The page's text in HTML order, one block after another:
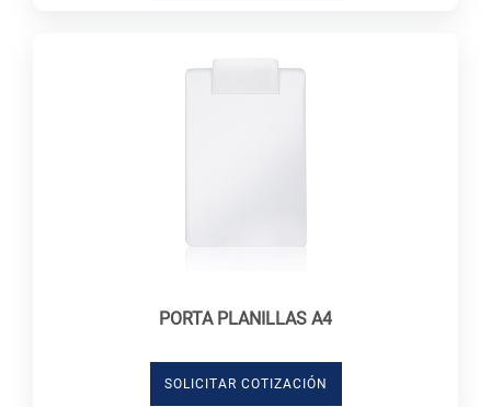
PORTA PLANILLAS A4
SOLICITAR COTIZACIÓN